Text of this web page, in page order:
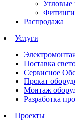
Угловые
Распродажа
Услуги
Поставка
Сервисное
Прокат
Монтаж
Разработка
Проекты